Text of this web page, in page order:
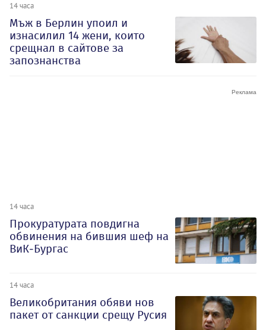
14 часа
Мъж в Берлин упоил и
изнасилил 14 жени, които
срещнал в сайтове за
запознанства
14 часа
Прокуратурата повдигна
обвинения на бившия шеф на
ВиК-Бургас
14 часа
Великобритания обяви нов
пакет от санкции срещу Русия